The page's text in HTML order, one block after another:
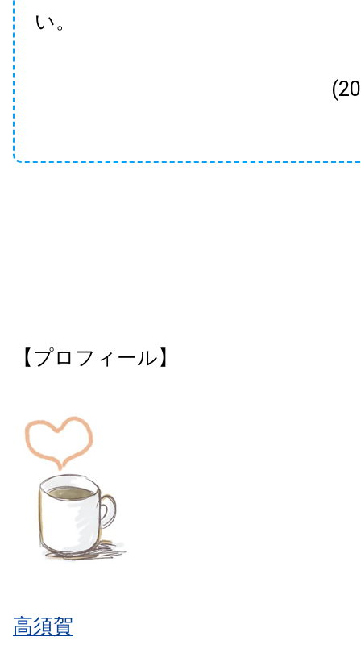
い。
【プロフィール】
高須賀